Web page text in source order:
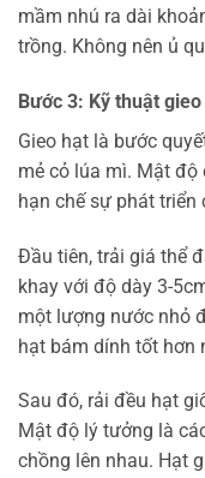
mầm nhú ra dài
trồng. Không nên ủ
Bước 3: Kỹ thuật
Gieo hạt là bước
mẻ cỏ lúa mì. Mật độ
hạn chế sự phát triển
Đầu tiên, trải giá thể
khay với độ dày 3-
một lượng nước nhỏ
hạt bám dính tốt hơn
Sau đó, rải đều hạt
Mật độ lý tưởng là
chồng lên nhau. Hạt